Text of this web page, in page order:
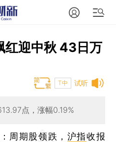
红迎中秋 43日万
试听
T中
点，涨幅0.19%
：周期股领跌， 沪指收报